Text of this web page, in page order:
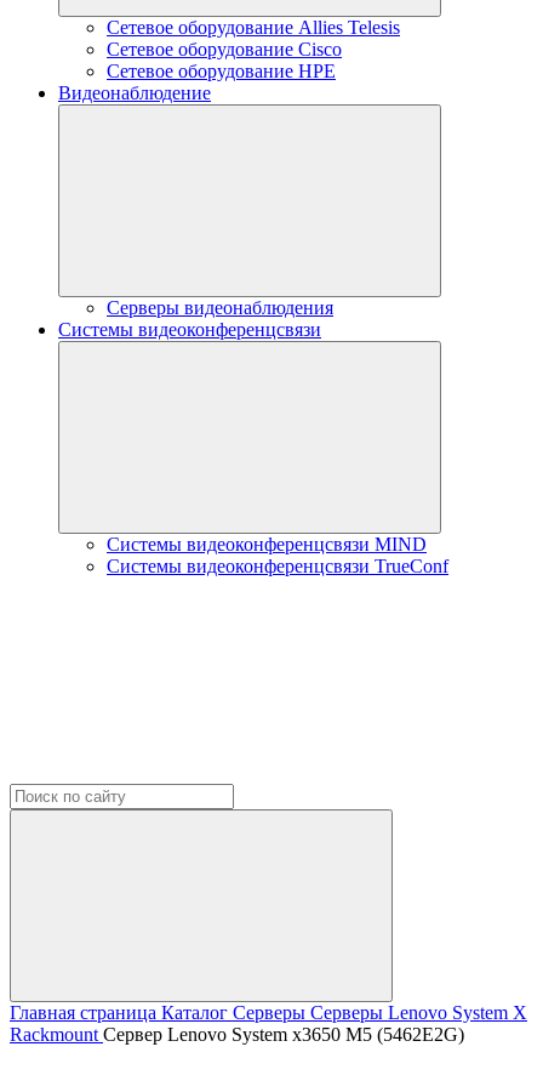
Сетевое оборудование Allies Telesis
Сетевое оборудование Cisco
Сетевое оборудование HPE
Видеонаблюдение
Серверы видеонаблюдения
Системы видеоконференцсвязи
Системы видеоконференцсвязи MIND
Системы видеоконференцсвязи TrueConf
Главная страница Каталог Серверы Серверы Lenovo System X
Rackmount Сервер Lenovo System x3650 M5 (5462E2G)